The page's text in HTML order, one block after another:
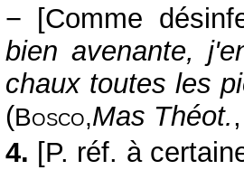
−
[Comme
bien avenante,
chaux toutes les
(Bosco,Mas Théot.
4. [P. réf. à